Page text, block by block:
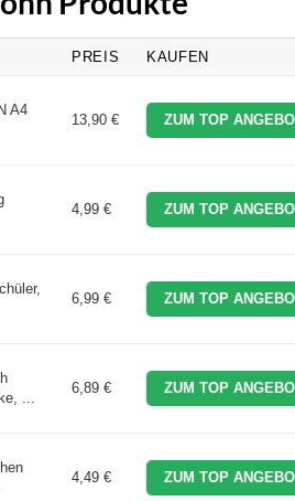
PREIS KAUFEN
A4
13,90 € ZUM TOP
4,99 € ZUM TOP
6,99 € ZUM TOP
...
6,89 € ZUM TOP
4,49 € ZUM TOP